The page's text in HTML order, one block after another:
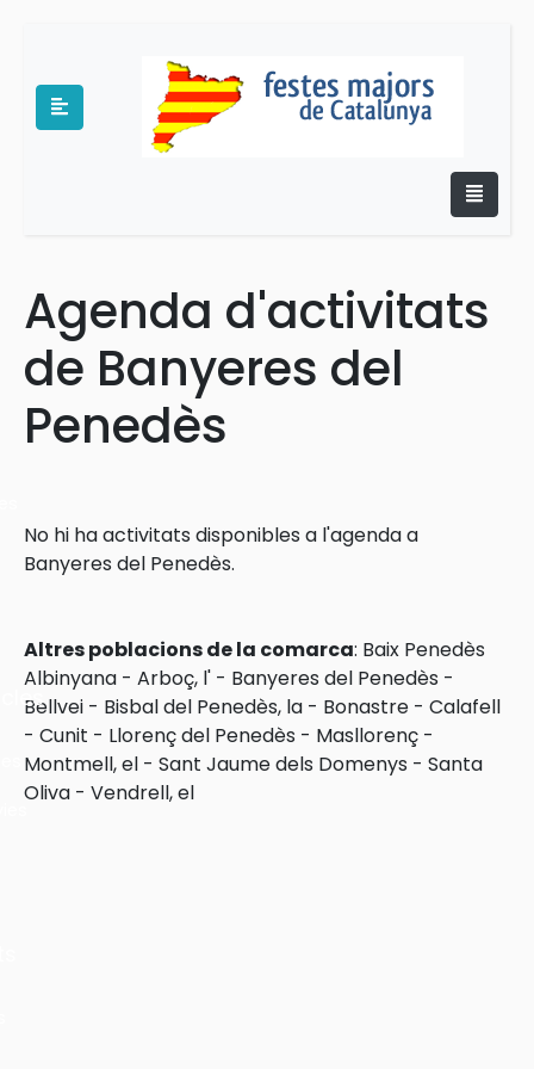
Agenda d'activitats
de Banyeres del
Penedès
No hi ha activitats disponibles a l'agenda a
Banyeres del Penedès.
Altres poblacions de la comarca: Baix Penedès
Albinyana - Arboç, l' - Banyeres del Penedès -
Bellvei - Bisbal del Penedès, la - Bonastre - Calafell
- Cunit - Llorenç del Penedès - Masllorenç -
Montmell, el - Sant Jaume dels Domenys - Santa
Oliva - Vendrell, el